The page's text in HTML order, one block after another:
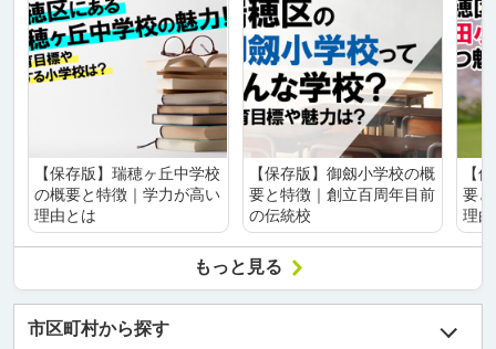
【保存版】瑞穂ヶ丘中学校
の概要と特徴｜学力が高い
理由とは
【保存版】御劔小学校の概
要と特徴｜創立百周年目前
の伝統校
【
要
理
もっと見る
市区町村から探す